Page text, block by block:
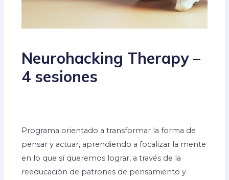
Neurohacking Therapy –
4 sesiones
Programa orientado a transformar la forma de
pensar y actuar, aprendiendo a focalizar la mente
en lo que sí queremos lograr, a través de la
reeducación de patrones de pensamiento y